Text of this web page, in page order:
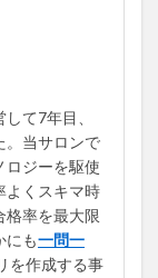
て7年目、
。当サロンで
ロジーを駆使
よくスキマ時
格率を最大限
にも一問一
を作成する事